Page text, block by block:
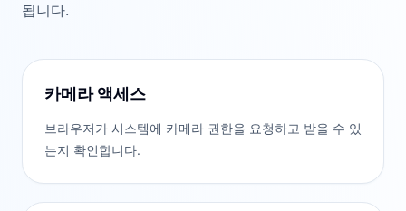
됩니다.
카메라 액세스
브라우저가 시스템에 카메라 권한을 요청하고 받을 수 있
는지 확인합니다.